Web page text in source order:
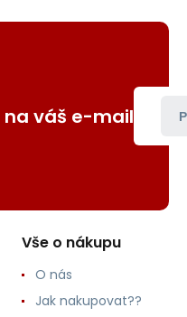
váš e-mail
Vše o nákupu
O nás
Jak nakupovat??